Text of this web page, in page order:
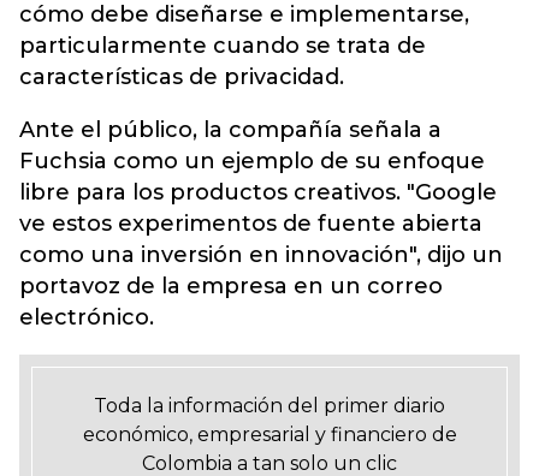
cómo debe diseñarse e implementarse,
particularmente cuando se trata de
características de privacidad.
Ante el público, la compañía señala a
Fuchsia como un ejemplo de su enfoque
libre para los productos creativos. "Google
ve estos experimentos de fuente abierta
como una inversión en innovación", dijo un
portavoz de la empresa en un correo
electrónico.
Toda la información del primer diario
económico, empresarial y financiero de
Colombia a tan solo un clic